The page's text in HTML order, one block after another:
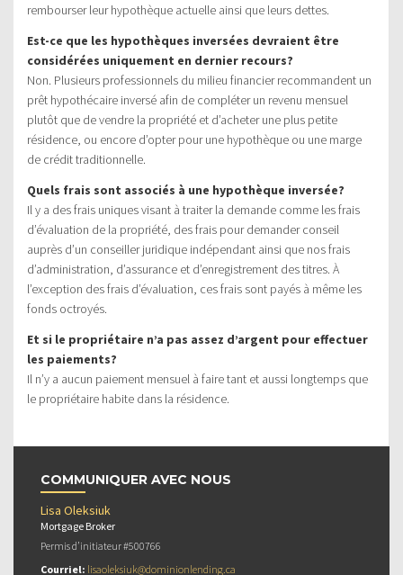
rembourser leur hypothèque actuelle ainsi que leurs dettes.
Est-ce que les hypothèques inversées devraient être
considérées uniquement en dernier recours?
Non. Plusieurs professionnels du milieu financier recommandent un
prêt hypothécaire inversé afin de compléter un revenu mensuel
plutôt que de vendre la propriété et d’acheter une plus petite
résidence, ou encore d’opter pour une hypothèque ou une marge
de crédit traditionnelle.
Quels frais sont associés à une hypothèque inversée?
Il y a des frais uniques visant à traiter la demande comme les frais
d’évaluation de la propriété, des frais pour demander conseil
auprès d’un conseiller juridique indépendant ainsi que nos frais
d’administration, d’assurance et d’enregistrement des titres. À
l’exception des frais d’évaluation, ces frais sont payés à même les
fonds octroyés.
Et si le propriétaire n’a pas assez d’argent pour effectuer
les paiements?
Il n’y a aucun paiement mensuel à faire tant et aussi longtemps que
le propriétaire habite dans la résidence.
COMMUNIQUER AVEC NOUS
Lisa Oleksiuk
Mortgage Broker
Permis d’initiateur #500766
Courriel: lisaoleksiuk@dominionlending.ca